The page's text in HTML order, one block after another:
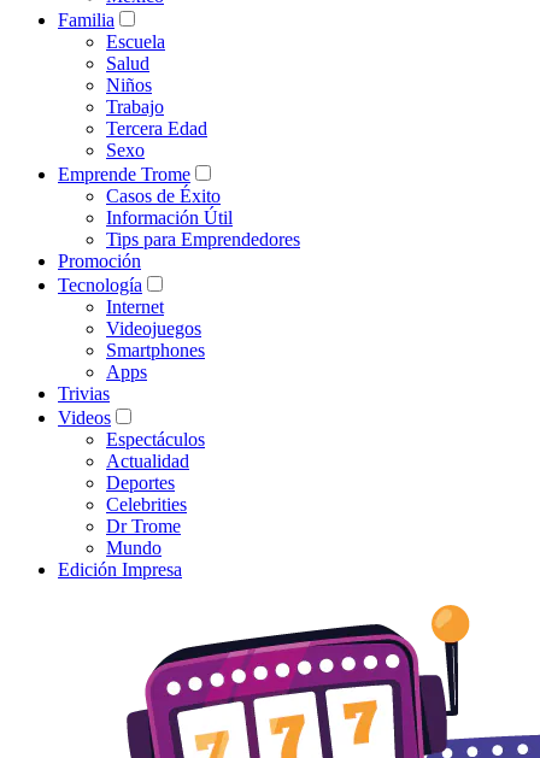
Familia
Escuela
Salud
Niños
Trabajo
Tercera Edad
Sexo
Emprende Trome
Casos de Éxito
Información Útil
Tips para Emprendedores
Promoción
Tecnología
Internet
Videojuegos
Smartphones
Apps
Trivias
Videos
Espectáculos
Actualidad
Deportes
Celebrities
Dr Trome
Mundo
Edición Impresa